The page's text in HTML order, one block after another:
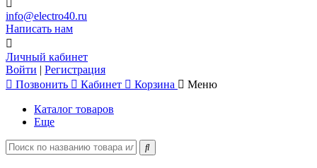
info@electro40.ru
Написать нам
Личный кабинет
Войти | Регистрация
Позвонить
Кабинет Корзина Меню
Каталог товаров
Еще